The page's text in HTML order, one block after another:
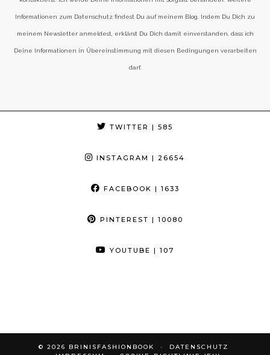
Informationen zum Datenschutz findest Du auf meinem Blog. Indem Du Dich zu
meinem Newsletter anmeldest, erklärst Du Dich damit einverstanden, dass ich
Deine Informationen in Übereinstimmung mit diesen Bedingungen verarbeiten
darf.
TWITTER | 585
INSTAGRAM | 26654
FACEBOOK | 1633
PINTEREST | 10080
YOUTUBE | 107
© 2026 BRINISFASHIONBOOK
DATENSCHUTZ